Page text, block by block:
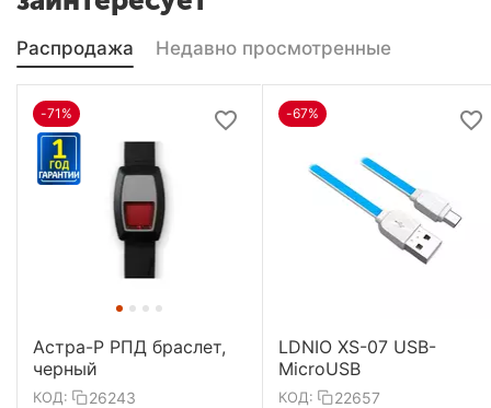
Распродажа Недавно просмотренные
-71%
Астра-Р РПД браслет,
черный
КОД: 26243
-67%
LDNIO XS-07 USB-
MicroUSB
КОД: 22657